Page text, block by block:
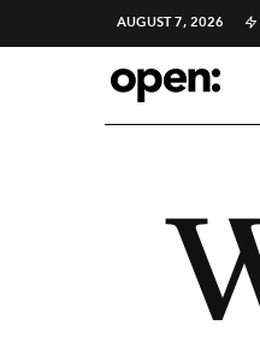
AUGUST 7, 2026